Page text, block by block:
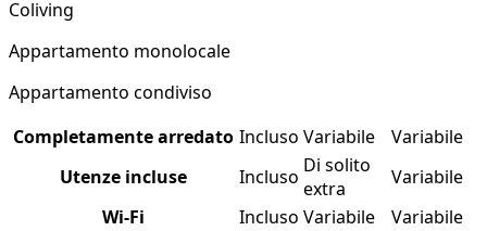
Coliving
Appartamento monolocale
Appartamento condiviso
Completamente arredato Incluso Variabile
Variabile
Utenze incluse
Incluso Di solito
extra
Variabile
Wi‑Fi
Incluso Variabile
Variabile